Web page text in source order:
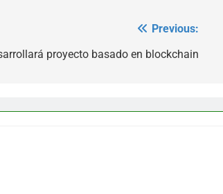
Previous:
proyecto basado en blockchain